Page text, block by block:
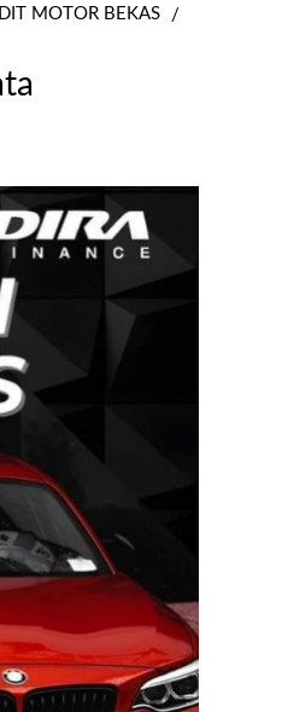
MOTOR BEKAS